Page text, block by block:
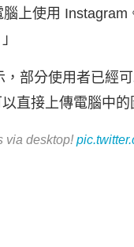
上使用
，部分使用者已經
直接上傳電腦中的
via desktop!